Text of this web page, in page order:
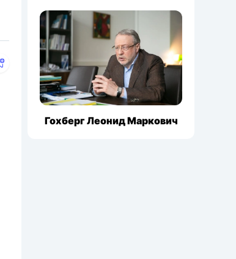
Гохберг Леонид Маркович